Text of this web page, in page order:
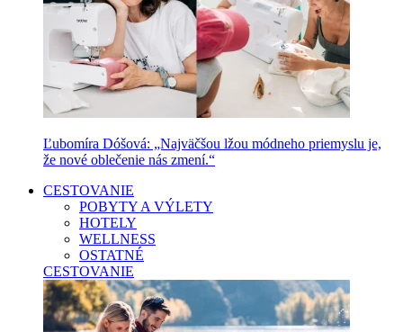
Ľubomíra Dóšová: „Najväčšou lžou módneho priemyslu je,
že nové oblečenie nás zmení.“
CESTOVANIE
POBYTY A VÝLETY
HOTELY
WELLNESS
OSTATNÉ
CESTOVANIE